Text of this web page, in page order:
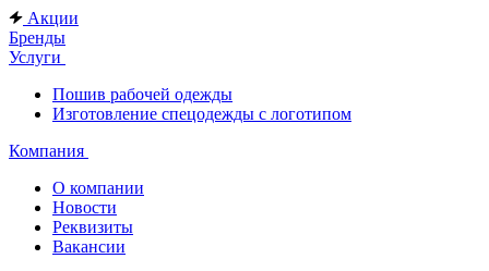
Акции
Бренды
Услуги
Пошив рабочей одежды
Изготовление спецодежды с логотипом
Компания
О компании
Новости
Реквизиты
Вакансии